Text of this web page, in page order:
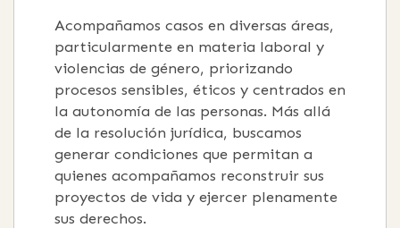
Acompañamos casos en diversas áreas,
particularmente en materia laboral y
violencias de género, priorizando
procesos sensibles, éticos y centrados en
la autonomía de las personas. Más allá
de la resolución jurídica, buscamos
generar condiciones que permitan a
quienes acompañamos reconstruir sus
proyectos de vida y ejercer plenamente
sus derechos.